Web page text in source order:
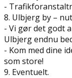
-
8. Ulbjerg by –
- Vi gør det godt
Ulbjerg endnu
- Kom med dine
som store!
9. Eventuelt.